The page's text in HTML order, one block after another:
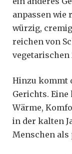
anpassen wie
würzig,
reichen von
vegetarischen
Hinzu kommt
Gerichts.
Wärme,
in der kalten
Menschen als